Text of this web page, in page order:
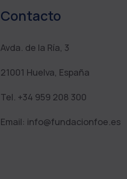
Contacto
Avda. de la Ría, 3
21001 Huelva, España
Tel. +34 959 208 300
Email: info@fundacionfoe.es